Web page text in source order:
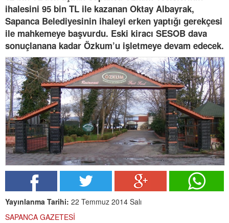
ihalesini 95 bin TL ile kazanan Oktay Albayrak,
Sapanca Belediyesinin ihaleyi erken yaptığı gerekçesi
ile mahkemeye başvurdu. Eski kiracı SESOB dava
sonuçlanana kadar Özkum’u işletmeye devam edecek.
Yayınlanma Tarihi: 22 Temmuz 2014 Salı
SAPANCA GAZETESİ